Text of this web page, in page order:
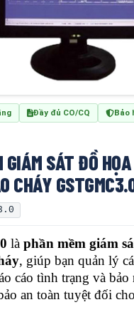
Đầy đủ CO/CQ Bảo
GIÁM SÁT ĐỒ
CHÁY
là phần mềm giám
, giúp bạn quản lý
cáo tình trạng và
an toàn tuyệt đối